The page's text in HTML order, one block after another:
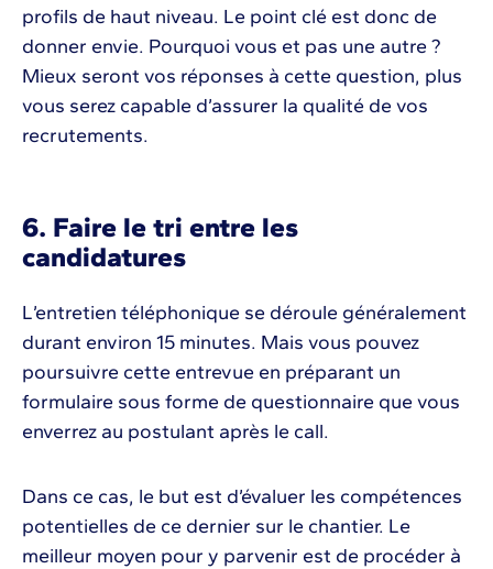
profils de haut niveau. Le point clé est donc de
donner envie. Pourquoi vous et pas une autre ?
Mieux seront vos réponses à cette question, plus
vous serez capable d’assurer la qualité de vos
recrutements.
6. Faire le tri entre les
candidatures
L’entretien téléphonique se déroule généralement
durant environ 15 minutes. Mais vous pouvez
poursuivre cette entrevue en préparant un
formulaire sous forme de questionnaire que vous
enverrez au postulant après le call.
Dans ce cas, le but est d’évaluer les compétences
potentielles de ce dernier sur le chantier. Le
meilleur moyen pour y parvenir est de procéder à